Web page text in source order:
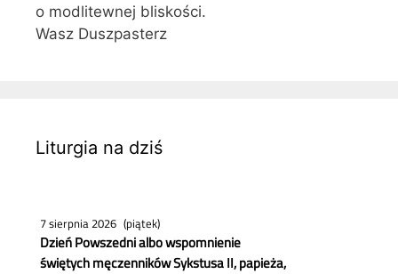
o modlitewnej bliskości.
Wasz Duszpasterz
Liturgia na dziś